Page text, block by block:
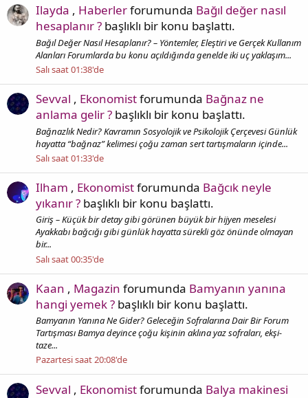
Ilayda , Haberlerforumunda Bağıl değer nasıl
hesaplanır ? başlıklı bir konu başlattı.
Bağıl Değer Nasıl Hesaplanır? – Yöntemler, Eleştiri ve Gerçek Kullanım
Alanları Forumlarda bu konu açıldığında genelde iki uç yaklaşım...
Salı saat 01:38'de
Sevval , Ekonomistforumunda Bağnaz ne
anlama gelir ? başlıklı bir konu başlattı.
Bağnazlık Nedir? Kavramın Sosyolojik ve Psikolojik Çerçevesi Günlük
hayatta “bağnaz” kelimesi çoğu zaman sert tartışmaların içinde...
Salı saat 01:33'de
Ilham , Ekonomistforumunda Bağcık neyle
yıkanır ? başlıklı bir konu başlattı.
Giriş – Küçük bir detay gibi görünen büyük bir hijyen meselesi
Ayakkabı bağcığı gibi günlük hayatta sürekli göz önünde olmayan
bir...
Salı saat 00:35'de
Kaan , Magazin forumunda Bamyanın yanına
hangi yemek ? başlıklı bir konu başlattı.
Bamyanın Yanına Ne Gider? Geleceğin Sofralarına Dair Bir Forum
Tartışması Bamya deyince çoğu kişinin aklına yaz sofraları, ekşi-
taze...
Pazartesi saat 20:08'de
Sevval , Ekonomistforumunda Balya makinesi